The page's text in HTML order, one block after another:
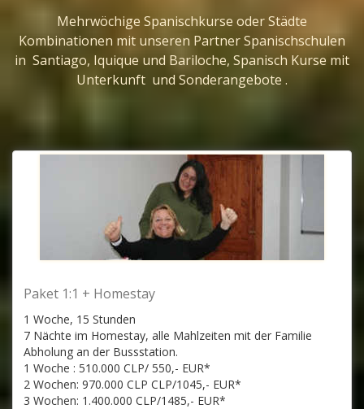
Mehrwöchige Spanischkurse oder Städte
Kombinationen mit unseren Partner Spanischschulen
in Santiago, Iquique und Bariloche, Spanisch Kurse mit
Unterkunft und Sonderangebote .
Paket 1:1 + Homestay
1 Woche, 15 Stunden
7 Nächte im Homestay, alle Mahlzeiten mit der Familie
Abholung an der Bussstation.
1 Woche : 510.000 CLP/ 550,- EUR*
2 Wochen: 970.000 CLP CLP/1045,- EUR*
3 Wochen: 1.400.000 CLP/1485,- EUR*